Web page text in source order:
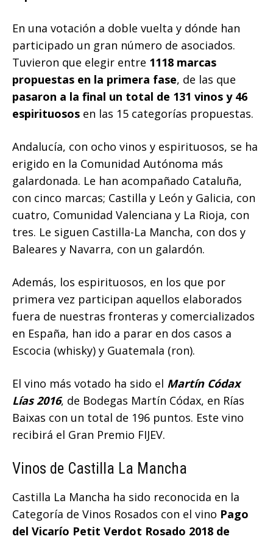
En una votación a doble vuelta y dónde han
participado un gran número de asociados.
Tuvieron que elegir entre 1118 marcas
propuestas en la primera fase, de las que
pasaron a la final un total de 131 vinos y 46
espirituosos en las 15 categorías propuestas.
Andalucía, con ocho vinos y espirituosos, se ha
erigido en la Comunidad Autónoma más
galardonada. Le han acompañado Cataluña,
con cinco marcas; Castilla y León y Galicia, con
cuatro, Comunidad Valenciana y La Rioja, con
tres. Le siguen Castilla-La Mancha, con dos y
Baleares y Navarra, con un galardón.
Además, los espirituosos, en los que por
primera vez participan aquellos elaborados
fuera de nuestras fronteras y comercializados
en España, han ido a parar en dos casos a
Escocia (whisky) y Guatemala (ron).
El vino más votado ha sido el Martín Códax
Lías 2016, de Bodegas Martín Códax, en Rías
Baixas con un total de 196 puntos. Este vino
recibirá el Gran Premio FIJEV.
Vinos de Castilla La Mancha
Castilla La Mancha ha sido reconocida en la
Categoría de Vinos Rosados con el vino Pago
del Vicarío Petit Verdot Rosado 2018 de